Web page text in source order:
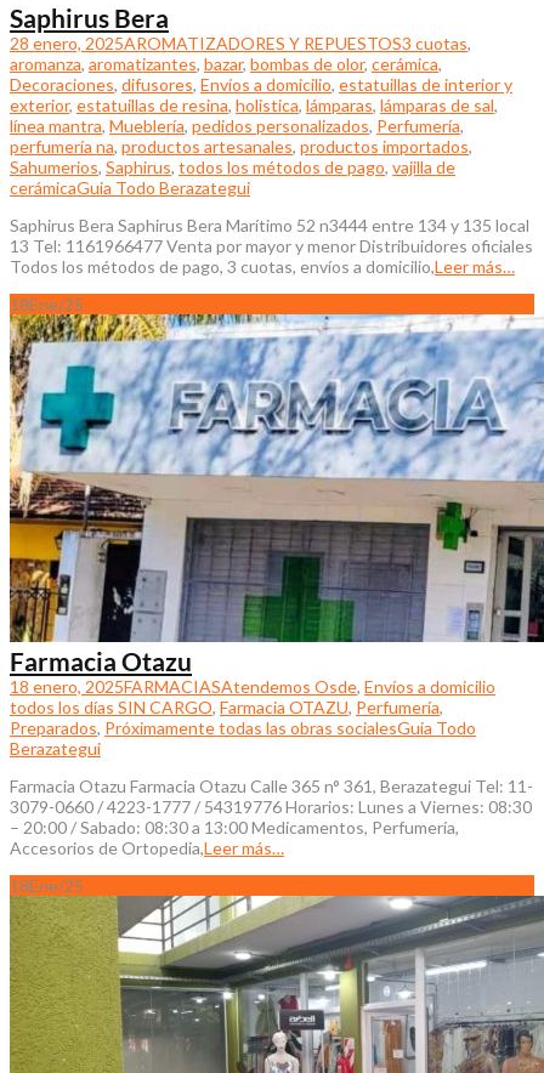
Saphirus Bera
28 enero, 2025AROMATIZADORES Y REPUESTOS3 cuotas,
aromanza, aromatizantes, bazar, bombas de olor, cerámica,
Decoraciones, difusores, Envíos a domicilio, estatuillas de interior y
exterior, estatuillas de resina, holistica, lámparas, lámparas de sal,
línea mantra, Mueblería, pedidos personalizados, Perfumería,
perfumería na, productos artesanales, productos importados,
Sahumerios, Saphirus, todos los métodos de pago, vajilla de
cerámicaGuia Todo Berazategui
Saphirus Bera Saphirus Bera Marítimo 52 n3444 entre 134 y 135 local
13 Tel: 1161966477 Venta por mayor y menor Distribuidores oficiales
Todos los métodos de pago, 3 cuotas, envíos a domicilio,Leer más…
18Ene/25
Farmacia Otazu
18 enero, 2025FARMACIASAtendemos Osde, Envíos a domicilio
todos los días SIN CARGO, Farmacia OTAZU, Perfumería,
Preparados, Próximamente todas las obras socialesGuia Todo
Berazategui
Farmacia Otazu Farmacia Otazu Calle 365 n° 361, Berazategui Tel: 11-
3079-0660 / 4223-1777 / 54319776 Horarios: Lunes a Viernes: 08:30
– 20:00 / Sabado: 08:30 a 13:00 Medicamentos, Perfumería,
Accesorios de Ortopedia,Leer más…
18Ene/25